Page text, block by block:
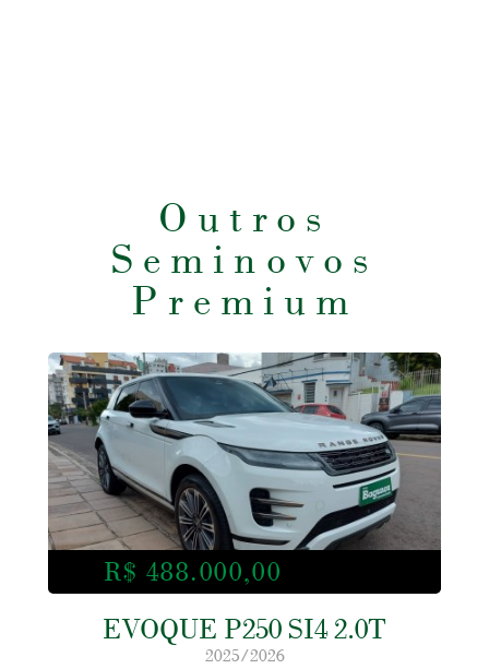
Outros
Seminovos
Premium
R$ 488.000,00
EVOQUE P250 SI4 2.0T
2025/2026